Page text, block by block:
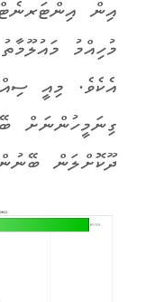
އިން
މުހިއްމު
އެކެވެ. މިއީ
ގިނަމީހުންނަށް
ދޫކޮށްލަން